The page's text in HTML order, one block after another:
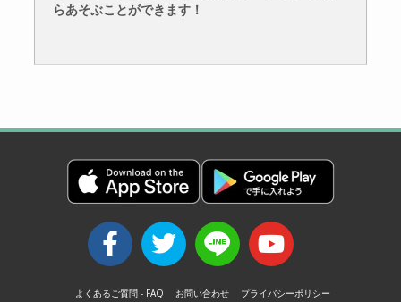
らあそぶことができます！
よくあるご質問 - FAQ お問い合わせ プライバシーポリシー